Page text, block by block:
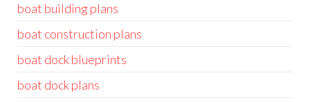
boat building plans
boat construction plans
boat dock blueprints
boat dock plans